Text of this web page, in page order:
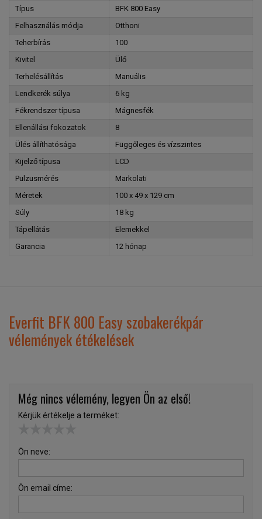
Típus
BFK 800 Easy
Felhasználás módja
Otthoni
Teherbírás
100
Kivitel
Ülő
Terhelésállítás
Manuális
Lendkerék súlya
6 kg
Fékrendszer típusa
Mágnesfék
Ellenállási fokozatok
8
Ülés állíthatósága
Függőleges és vízszintes
Kijelző típusa
LCD
Pulzusmérés
Markolati
Méretek
100 x 49 x 129 cm
Súly
18 kg
Tápellátás
Elemekkel
Garancia
12 hónap
Everfit BFK 800 Easy szobakerékpár
vélemények étékelések
Még nincs vélemény, legyen Ön az első!
Kérjük értékelje a terméket:
Ön neve:
Ön email címe: